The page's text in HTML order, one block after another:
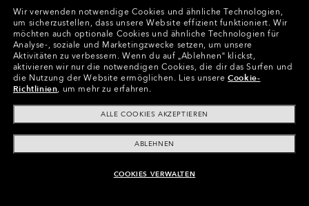
ZUM WARENKORB HINZUFÜGEN
PERSONALISIEREN
Farben (30) GläserPrizm Black Polarized,
GestellMatte Black
Größe:Eine Größe für alle
PassformNormale - Mit Hohem Steg
Größenanleitung ansehen
Wir verwenden notwendige Cookies und ähnliche Technologien,
um sicherzustellen, dass unsere Website effizient funktioniert. Wir
möchten auch optionale Cookies und ähnliche Technologien für
Analyse-, soziale und Marketingzwecke setzen, um unsere
Aktivitäten zu verbessern. Wenn du auf „Ablehnen“ klickst,
aktivieren wir nur die notwendigen Cookies, die dir das Surfen und
die Nutzung der Website ermöglichen. Lies unsereCookie-
Richtlinien, um mehr zu erfahren.
ALLE COOKIES AKZEPTIEREN
ABLEHNEN
COOKIES VERWALTEN
Datenschutzbestimmungen ).
MELDEN SIE